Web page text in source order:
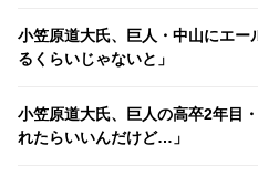
小笠原道大氏、巨人・中山にエー
るくらいじゃないと」
小笠原道大氏、巨人の高卒2年目
れたらいいんだけど…」